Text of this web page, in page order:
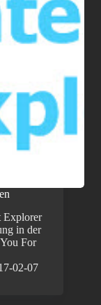
Explorer
in der
For
02-07